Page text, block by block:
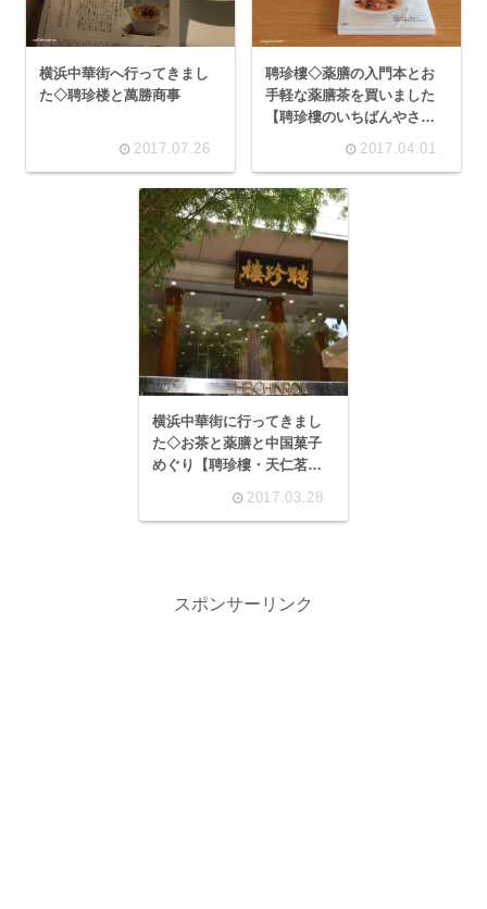
横浜中華街へ行ってきまし
た◇聘珍楼と萬勝商事
2017.07.26
聘珍樓◇薬膳の入門本とお
手軽な薬膳茶を買いました
【聘珍樓のいちばんやさし
2017.04.01
横浜中華街に行ってきまし
た◇お茶と薬膳と中国菓子
めぐり【聘珍樓・天仁茗
2017.03.28
スポンサーリンク